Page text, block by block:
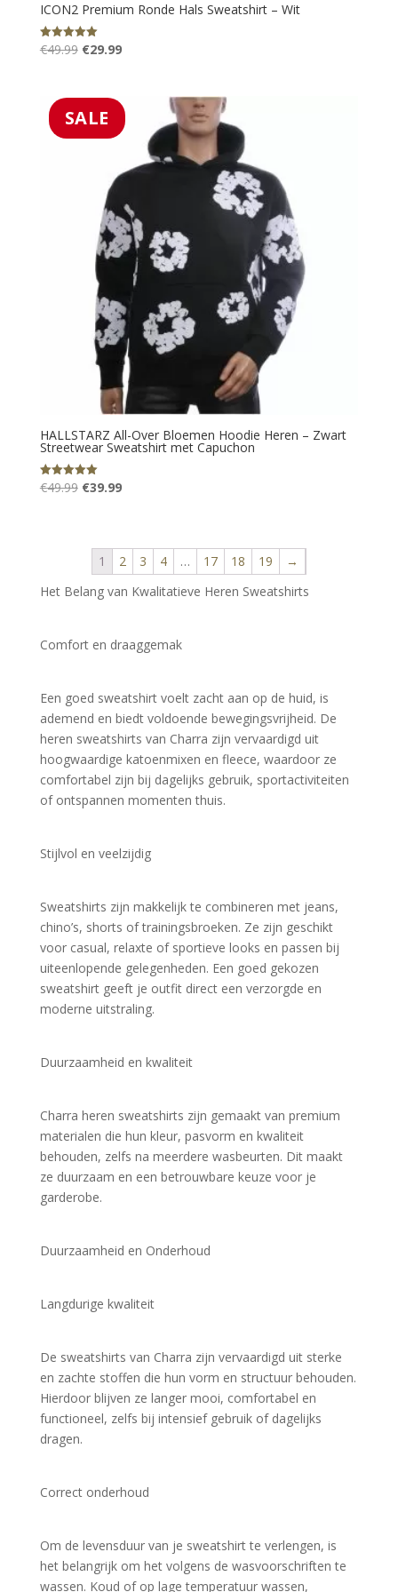
ICON2 Premium Ronde Hals Sweatshirt – Wit
Gewaardeerd
5.00
€49.99 Oorspronkelijke
€49.99.
€29.99Huidige
€29.99.
SALE
HALLSTARZ All-Over Bloemen Hoodie Heren – Zwart
Streetwear Sweatshirt met Capuchon
Gewaardeerd
5.00
€49.99 Oorspronkelijke
€49.99.
€39.99Huidige
€39.99.
1 2 3 4 … 17 18 19
→
Het Belang van Kwalitatieve Heren Sweatshirts
Comfort en draaggemak
Een goed sweatshirt voelt zacht aan op de huid, is
ademend en biedt voldoende bewegingsvrijheid. De
heren sweatshirts van Charra zijn vervaardigd uit
hoogwaardige katoenmixen en fleece, waardoor ze
comfortabel zijn bij dagelijks gebruik, sportactiviteiten
of ontspannen momenten thuis.
Stijlvol en veelzijdig
Sweatshirts zijn makkelijk te combineren met jeans,
chino’s, shorts of trainingsbroeken. Ze zijn geschikt
voor casual, relaxte of sportieve looks en passen bij
uiteenlopende gelegenheden. Een goed gekozen
sweatshirt geeft je outfit direct een verzorgde en
moderne uitstraling.
Duurzaamheid en kwaliteit
Charra heren sweatshirts zijn gemaakt van premium
materialen die hun kleur, pasvorm en kwaliteit
behouden, zelfs na meerdere wasbeurten. Dit maakt
ze duurzaam en een betrouwbare keuze voor je
garderobe.
Duurzaamheid en Onderhoud
Langdurige kwaliteit
De sweatshirts van Charra zijn vervaardigd uit sterke
en zachte stoffen die hun vorm en structuur behouden.
Hierdoor blijven ze langer mooi, comfortabel en
functioneel, zelfs bij intensief gebruik of dagelijks
dragen.
Correct onderhoud
Om de levensduur van je sweatshirt te verlengen, is
het belangrijk om het volgens de wasvoorschriften te
wassen. Koud of op lage temperatuur wassen,